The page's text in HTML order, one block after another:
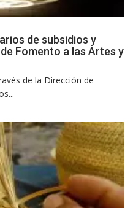
de subsidios y
Fomento a las Artes y
de la Dirección de